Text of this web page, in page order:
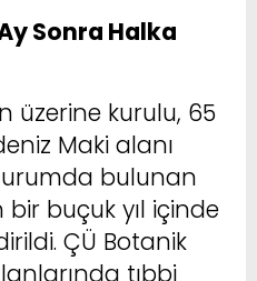
Sonra Halka
üzerine kurulu, 65
Maki alanı
bulunan
bir buçuk yıl içinde
ÇÜ Botanik
tıbbi